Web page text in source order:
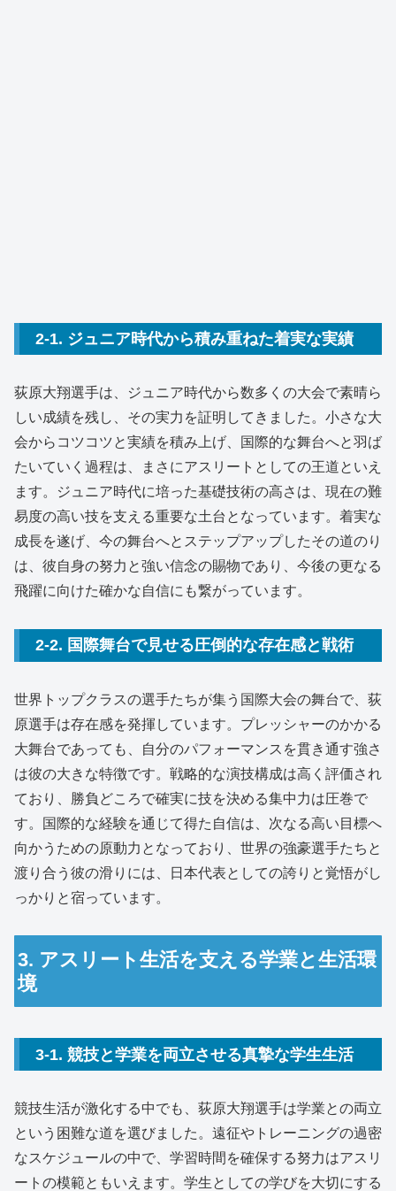
2-1. ジュニア時代から積み重ねた着実な実績
荻原大翔選手は、ジュニア時代から数多くの大会で素晴ら
しい成績を残し、その実力を証明してきました。小さな大
会からコツコツと実績を積み上げ、国際的な舞台へと羽ば
たいていく過程は、まさにアスリートとしての王道といえ
ます。ジュニア時代に培った基礎技術の高さは、現在の難
易度の高い技を支える重要な土台となっています。着実な
成長を遂げ、今の舞台へとステップアップしたその道のり
は、彼自身の努力と強い信念の賜物であり、今後の更なる
飛躍に向けた確かな自信にも繋がっています。
2-2. 国際舞台で見せる圧倒的な存在感と戦術
世界トップクラスの選手たちが集う国際大会の舞台で、荻
原選手は存在感を発揮しています。プレッシャーのかかる
大舞台であっても、自分のパフォーマンスを貫き通す強さ
は彼の大きな特徴です。戦略的な演技構成は高く評価され
ており、勝負どころで確実に技を決める集中力は圧巻で
す。国際的な経験を通じて得た自信は、次なる高い目標へ
向かうための原動力となっており、世界の強豪選手たちと
渡り合う彼の滑りには、日本代表としての誇りと覚悟がし
っかりと宿っています。
3. アスリート生活を支える学業と生活環
境
3-1. 競技と学業を両立させる真摯な学生生活
競技生活が激化する中でも、荻原大翔選手は学業との両立
という困難な道を選びました。遠征やトレーニングの過密
なスケジュールの中で、学習時間を確保する努力はアスリ
ートの模範ともいえます。学生としての学びを大切にする